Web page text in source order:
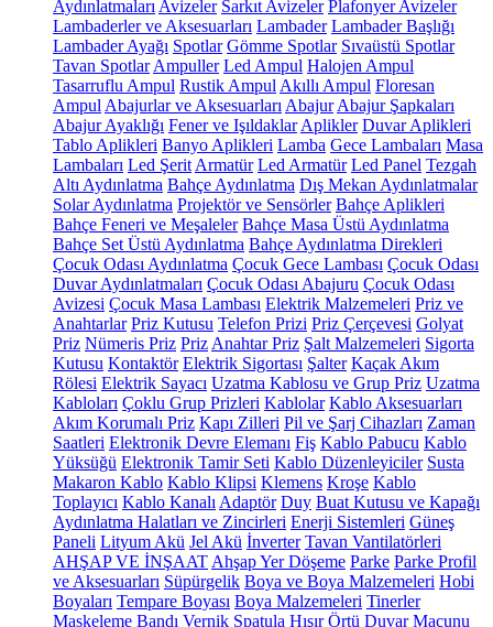
Aydınlatmaları Avizeler Sarkıt Avizeler Plafonyer Avizeler
Lambaderler ve Aksesuarları Lambader Lambader Başlığı
Lambader Ayağı Spotlar Gömme Spotlar Sıvaüstü Spotlar
Tavan Spotlar Ampuller Led Ampul Halojen Ampul
Tasarruflu Ampul Rustik Ampul Akıllı Ampul Floresan
Ampul Abajurlar ve Aksesuarları Abajur Abajur Şapkaları
Abajur Ayaklığı Fener ve Işıldaklar Aplikler Duvar Aplikleri
Tablo Aplikleri Banyo Aplikleri Lamba Gece Lambaları Masa
Lambaları Led Şerit Armatür Led Armatür Led Panel Tezgah
Altı Aydınlatma Bahçe Aydınlatma Dış Mekan Aydınlatmalar
Solar Aydınlatma Projektör ve Sensörler Bahçe Aplikleri
Bahçe Feneri ve Meşaleler Bahçe Masa Üstü Aydınlatma
Bahçe Set Üstü Aydınlatma Bahçe Aydınlatma Direkleri
Çocuk Odası Aydınlatma Çocuk Gece Lambası Çocuk Odası
Duvar Aydınlatmaları Çocuk Odası Abajuru Çocuk Odası
Avizesi Çocuk Masa Lambası Elektrik Malzemeleri Priz ve
Anahtarlar Priz Kutusu Telefon Prizi Priz Çerçevesi Golyat
Priz Nümeris Priz Priz Anahtar Priz Şalt Malzemeleri Sigorta
Kutusu Kontaktör Elektrik Sigortası Şalter Kaçak Akım
Rölesi Elektrik Sayacı Uzatma Kablosu ve Grup Priz Uzatma
Kabloları Çoklu Grup Prizleri Kablolar Kablo Aksesuarları
Akım Korumalı Priz Kapı Zilleri Pil ve Şarj Cihazları Zaman
Saatleri Elektronik Devre Elemanı Fiş Kablo Pabucu Kablo
Yüksüğü Elektronik Tamir Seti Kablo Düzenleyiciler Susta
Makaron Kablo Kablo Klipsi Klemens Kroşe Kablo
Toplayıcı Kablo Kanalı Adaptör Duy Buat Kutusu ve Kapağı
Aydınlatma Halatları ve Zincirleri Enerji Sistemleri Güneş
Paneli Lityum Akü Jel Akü İnverter Tavan Vantilatörleri
AHŞAP VE İNŞAAT Ahşap Yer Döşeme Parke Parke Profil
ve Aksesuarları Süpürgelik Boya ve Boya Malzemeleri Hobi
Boyaları Tempare Boyası Boya Malzemeleri Tinerler
Maskeleme Bandı Vernik Spatula Hışır Örtü Duvar Macunu